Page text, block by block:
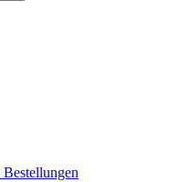
Bestellungen